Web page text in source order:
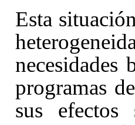
Esta
necesidades
programas
sus efectos